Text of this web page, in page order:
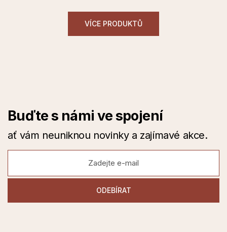
VÍCE PRODUKTŮ
Buďte s námi ve spojení
ať vám neuniknou novinky a zajímavé akce.